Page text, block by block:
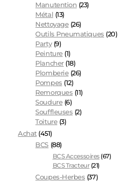
Manutention (23)
Métal (13)
Nettoyage (26)
Outils Pneumatiques (20)
Party (9)
Peinture (1)
Plancher (18)
Plomberie (26)
Pompes (12)
Remorques (11)
Soudure (6)
Souffleuses (2)
Toiture (3)
Achat (451)
BCS (88)
BCS Accessoires (67)
BCS Tracteur (21)
Coupes-Herbes (37)